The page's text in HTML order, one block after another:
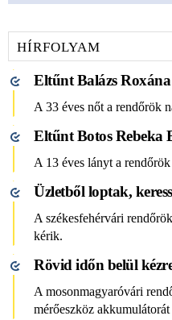
HÍRFOLYAM
Eltűnt Balázs Roxána
A 33 éves nőt a rendőrök
Eltűnt Botos
A 13 éves lányt a
Üzletből loptak,
A székesfehérvári
kérik.
Rövid időn belül
A mosonmagyaróvári
mérőeszköz